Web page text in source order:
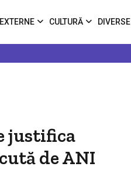
EXTERNE CULTURĂ DIVERSE
justifica
de ANI